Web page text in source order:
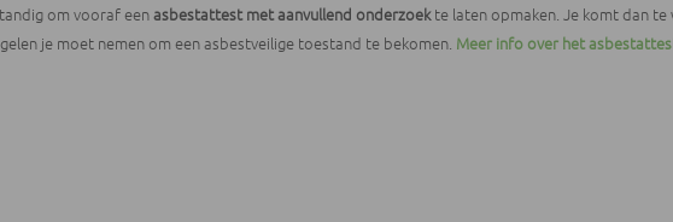
om vooraf eenasbestattest met aanvullend onderzoekte laten opmaken. Je komt dan
je moet nemen om een asbestveilige toestand te bekomen. Meer info over het